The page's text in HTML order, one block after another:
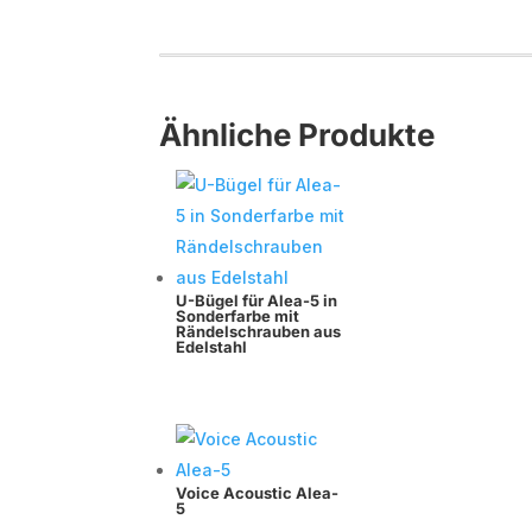
Ähnliche Produkte
U-Bügel für Alea-5 in
Sonderfarbe mit
Rändelschrauben aus
Edelstahl
Voice Acoustic Alea-
5